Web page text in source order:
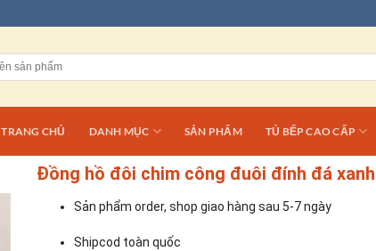
TRANG CHỦ DANH MỤC SẢN PHẨM TỦ BẾP CAO CẤP
Đồng hồ đôi chim công đuôi đính đá xanh
Sản phẩm order, shop giao hàng sau 5-7 ngày
Shipcod toàn quốc